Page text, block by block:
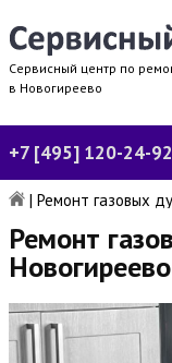
Сервисный центр по
в Новогиреево
+7 [495] 120-24-92
| Ремонт газовых
Ремонт
Новогиреево